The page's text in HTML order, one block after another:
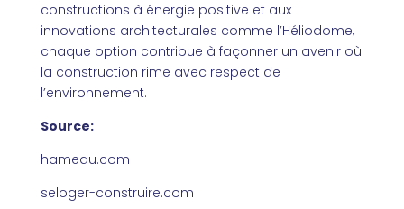
constructions à énergie positive et aux
innovations architecturales comme l’Héliodome,
chaque option contribue à façonner un avenir où
la construction rime avec respect de
l’environnement.
Source:
hameau.com
seloger-construire.com